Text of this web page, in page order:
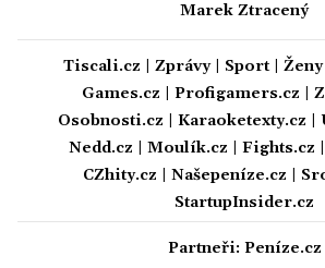
Marek Ztracený
Tiscali.cz Zprávy| Sport| Ženy
Games.cz
Profigamers.cz
Osobnosti.cz
Karaoketexty.cz
Nedd.cz
Moulík.cz Fights.cz
CZhity.cz
Našepeníze.cz
StartupInsider.cz
Partneři: Peníze.cz